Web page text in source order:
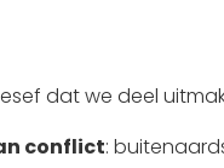
dat we deel
conflict: